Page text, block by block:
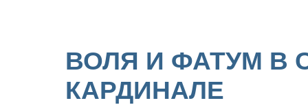
ВОЛЯ И ФАТУМ В
КАРДИНАЛЕ